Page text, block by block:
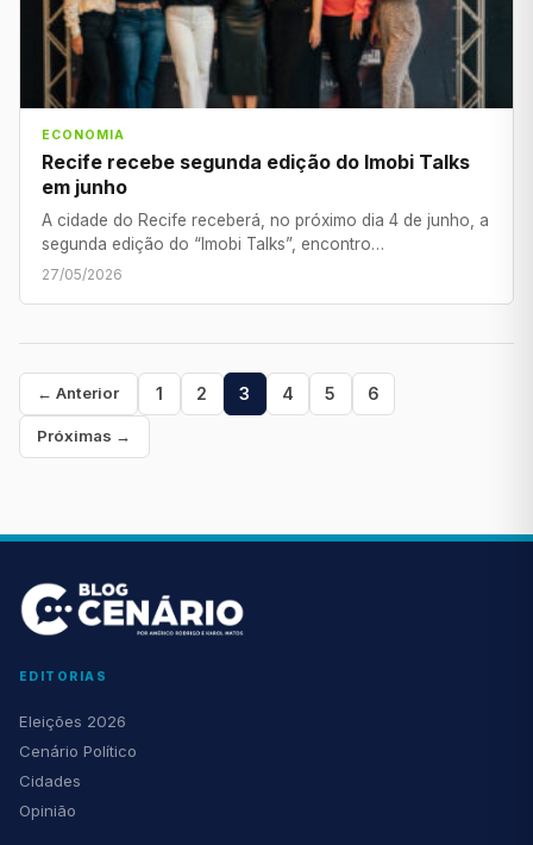
ECONOMIA
Recife recebe segunda edição do Imobi Talks
em junho
A cidade do Recife receberá, no próximo dia 4 de junho, a
segunda edição do “Imobi Talks”, encontro…
27/05/2026
Paginação
de
← Anterior 1 2 3 4 5 6
Próximas →
EDITORIAS
Eleições 2026
Cenário Político
Cidades
Opinião